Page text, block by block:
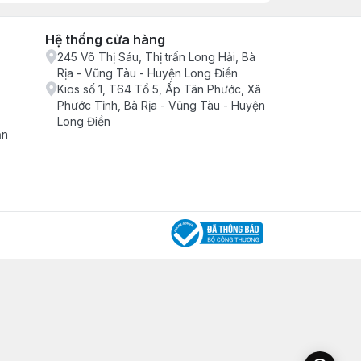
Hệ thống cửa hàng
245 Võ Thị Sáu, Thị trấn Long Hải, Bà
Rịa - Vũng Tàu - Huyện Long Điền
Kios số 1, T64 Tổ 5, Ấp Tân Phước, Xã
Phước Tỉnh, Bà Rịa - Vũng Tàu - Huyện
Long Điền